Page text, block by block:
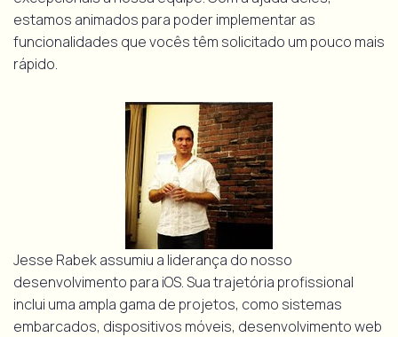
estamos animados para poder implementar as
funcionalidades que vocês têm solicitado um pouco mais
rápido.
Jesse Rabek assumiu a liderança do nosso
desenvolvimento para iOS. Sua trajetória profissional
inclui uma ampla gama de projetos, como sistemas
embarcados, dispositivos móveis, desenvolvimento web